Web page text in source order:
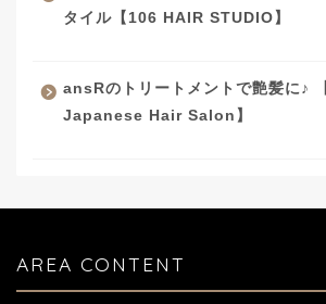
タイル【106 HAIR STUDIO】
ansRのトリートメントで艶髪に♪
Japanese Hair Salon】
AREA CONTENT